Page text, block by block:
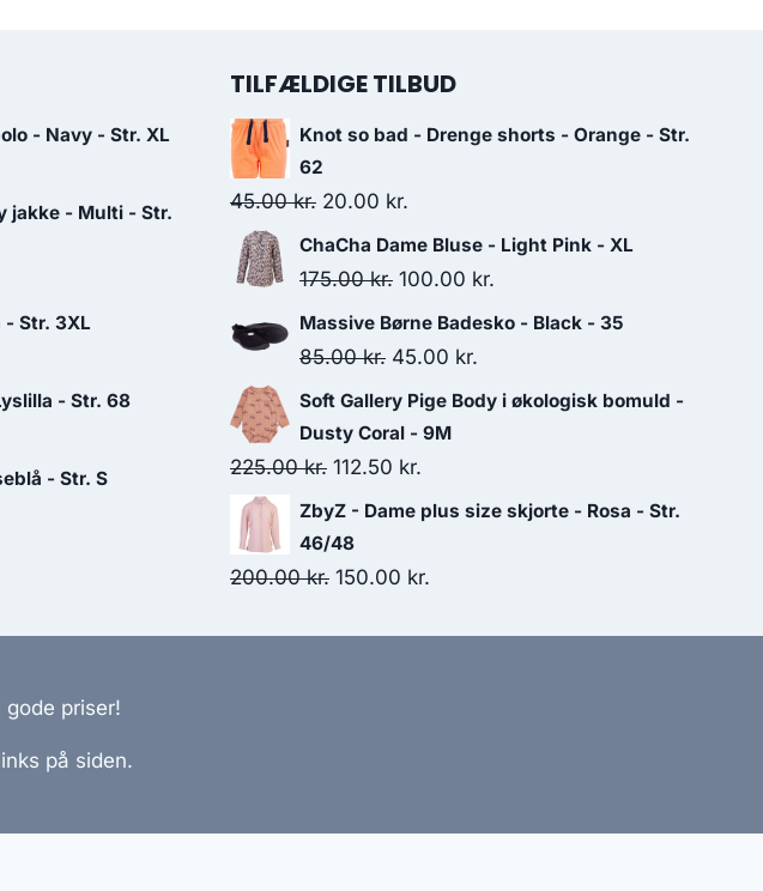
- Navy - Str. XL
jakke - Multi - Str.
- Str. 3XL
190.00 kr..
- Str. 68
- Str. S
TILFÆLDIGE TILBUD
Knot so bad - Drenge shorts - Orange - Str.
62
45.00kr. Original
price
was:
20.00 kr.
price
is:
ChaCha Dame Bluse - Light Pink - XL
175.00kr. Original
price
was:
100.00 kr.
price
Massive Børne Badesko - Black - 35
85.00kr. Original
price
was:
85.00 kr..
45.00 kr.
price
Soft Gallery Pige Body i økologisk bomuld -
Dusty Coral - 9M
225.00kr. Original
price
was:
225.00 kr..
112.50 kr.
price
112.50 kr..
ZbyZ - Dame plus size skjorte - Rosa - Str.
46/48
200.00kr. Original
150.00 kr.
priser!
på siden.